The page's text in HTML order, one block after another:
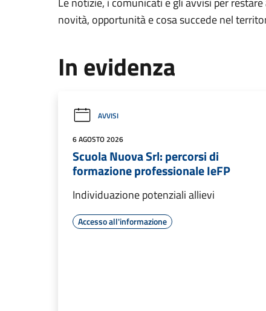
novità, opportunità e cosa succede nel
In evidenza
AVVISI
6 AGOSTO 2026
Scuola Nuova Srl: percorsi di
formazione professionale IeFP
Individuazione potenziali allievi
Accesso all'informazione